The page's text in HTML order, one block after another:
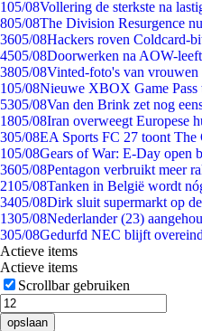
105/08Vollering de sterkste na
805/08The Division Resurgence
3605/08Hackers roven Coldcard-
4505/08Doorwerken na AOW-
3805/08Vinted-foto's van vrouwen
105/08Nieuwe XBOX Game Pass
5305/08Van den Brink zet nog
1805/08Iran overweegt Europese
305/08EA Sports FC 27 toont The
105/08Gears of War: E-Day open
3605/08Pentagon verbruikt meer
2105/08Tanken in België wordt
3405/08Dirk sluit supermarkt op
1305/08Nederlander (23)
305/08Gedurfd NEC blijft
Actieve items
Actieve items
Scrollbar gebruiken
opslaan